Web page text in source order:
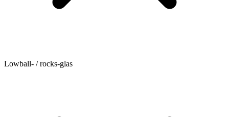
Lowball- / rocks-glas